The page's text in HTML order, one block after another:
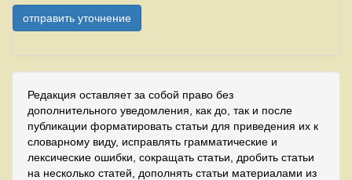
Редакция оставляет за собой право без
дополнительного уведомления, как до, так и после
публикации форматировать статьи для приведения их к
словарному виду, исправлять грамматические и
лексические ошибки, сокращать статьи, дробить статьи
на несколько статей, дополнять статьи материалами из